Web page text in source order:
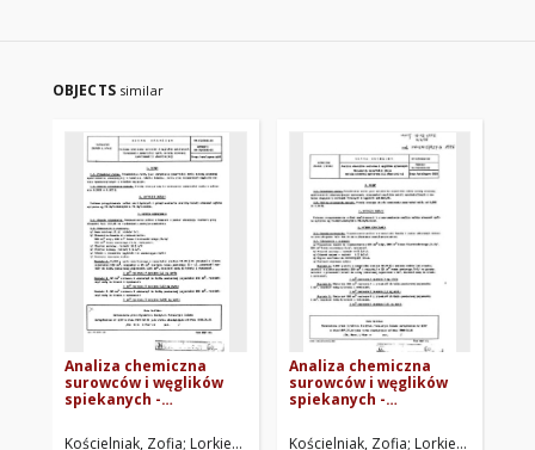
OBJECTS similar
Analiza chemiczna
surowców i węglików
spiekanych -
cynku metodą
Kościelniak, Zofia Lorkiewicz, Danuta Michałowska, Barbara
Analiza chemiczna
surowców i węglików
spiekanych -
niklu metodą atomowej
Kościelniak, Zofia Lorkiewicz,